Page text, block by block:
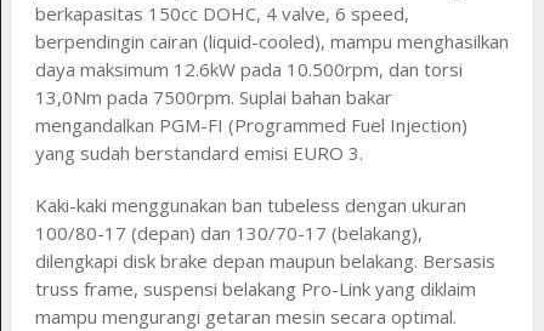
berkapasitas 150cc DOHC, 4 valve, 6 speed,
berpendingin cairan (liquid-cooled), mampu menghasilkan
daya maksimum 12.6kW pada 10.500rpm, dan torsi
13,0Nm pada 7500rpm. Suplai bahan bakar
mengandalkan PGM-FI (Programmed Fuel Injection)
yang sudah berstandard emisi EURO 3.
Kaki-kaki menggunakan ban tubeless dengan ukuran
100/80-17 (depan) dan 130/70-17 (belakang),
dilengkapi disk brake depan maupun belakang. Bersasis
truss frame, suspensi belakang Pro-Link yang diklaim
mampu mengurangi getaran mesin secara optimal.